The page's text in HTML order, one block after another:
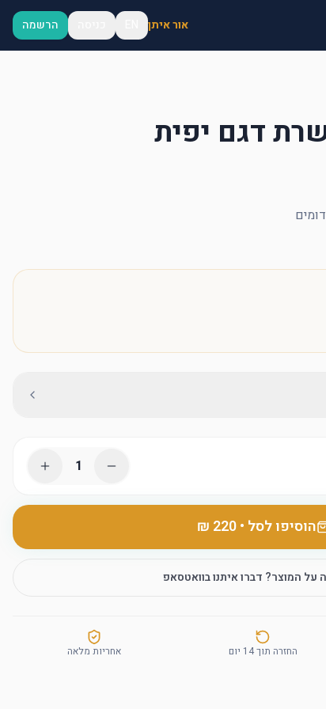
אור איתן הרשמה
דגם יפית
1
הוסיפו לסל •
‏220 ₪
על המוצר? דברו איתנו בוואטסאפ
החזרה תוך 14 יום אחריות מלאה